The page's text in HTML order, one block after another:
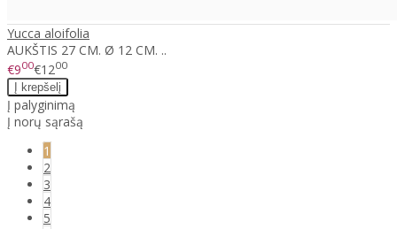
Yucca aloifolia
AUKŠTIS 27 CM. Ø 12 CM. ..
€900€1200
Į palyginimą
Į norų sąrašą
1
2
3
4
5